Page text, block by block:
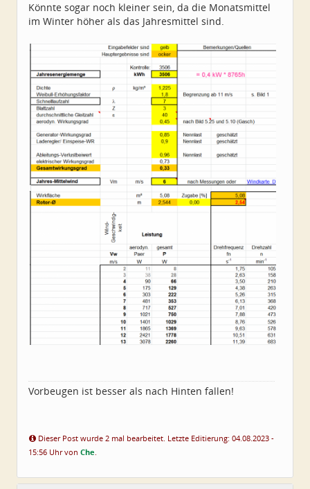
Könnte sogar noch kleiner sein, da die Monatsmittel
im Winter höher als das Jahresmittel sind.
Vorbeugen ist besser als nach Hinten fallen!
Dieser Post wurde 2 mal bearbeitet. Letzte Editierung: 04.08.2023 -
15:56 Uhr von Che.